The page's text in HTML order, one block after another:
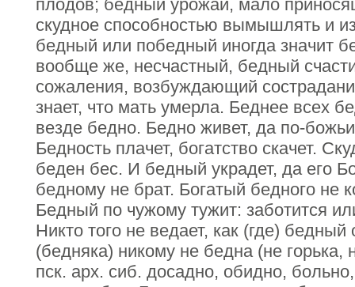
плодов; бедный урожай, мало
скудное способностью вымышлять и
бедный или победный иногда значит
вообще же, несчастный, бедный
сожаления, возбуждающий
знает, что мать умерла. Беднее всех
везде бедно. Бедно живет, да по-
Бедность плачет, богатство скачет.
беден бес. И бедный украдет, да его
бедному не брат. Богатый бедного не
Бедный по чужому тужит: заботится
Никто того не ведает, как (где)
(бедняка) никому не бедна (не горька,
пск. арх. сиб. досадно, обидно,